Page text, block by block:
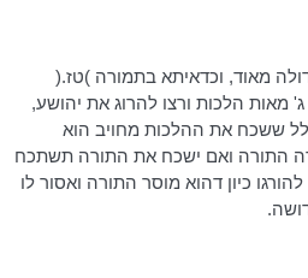
מאוד, וכדאיתא בתמורה )טז.(
מאות הלכות ורצו להרוג את יהושע,
ששכח את ההלכות מחויב הוא
התורה ואם ישכח את התורה תשתכח
כיוןדהוא מוסר התורה ואסור לו